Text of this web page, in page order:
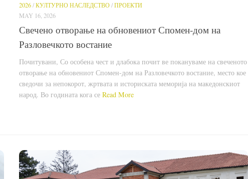
2026/КУЛТУРНО НАСЛЕДСТВО/ПРОЕКТИ
MAY 16, 2026
Свечено отворање на обновениот Спомен-дом на
Разловечкото востание
Почитувани, Со особена чест и длабока почит ве покануваме на свеченото
отворање на обновениот Спомен-дом на Разловечкото востание, место кое
сведочи за непокорот, жртвата и историската меморија на македонскиот
народ. Во годината кога се Read More